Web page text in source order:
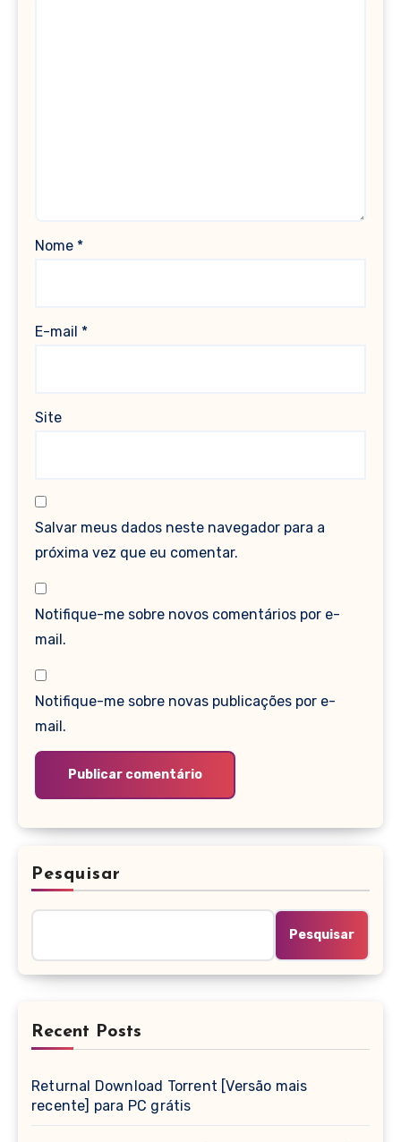
Nome *
E-mail *
Site
Salvar meus dados neste navegador para a
próxima vez que eu comentar.
Notifique-me sobre novos comentários por e-
mail.
Notifique-me sobre novas publicações por e-
mail.
Pesquisar
Pesquisar
Recent Posts
Returnal Download Torrent [Versão mais
recente] para PC grátis